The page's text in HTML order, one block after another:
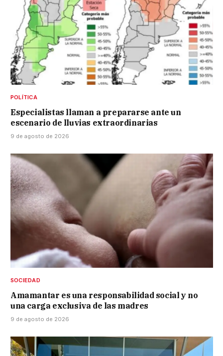
POLÍTICA
Especialistas llaman a prepararse ante un
escenario de lluvias extraordinarias
9 de agosto de 2026
SOCIEDAD
Amamantar es una responsabilidad social y no
una carga exclusiva de las madres
9 de agosto de 2026